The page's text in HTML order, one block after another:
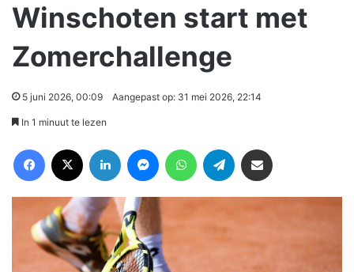
Winschoten start met
Zomerchallenge
5 juni 2026, 00:09 Aangepast op: 31 mei 2026, 22:14
In 1 minuut te lezen